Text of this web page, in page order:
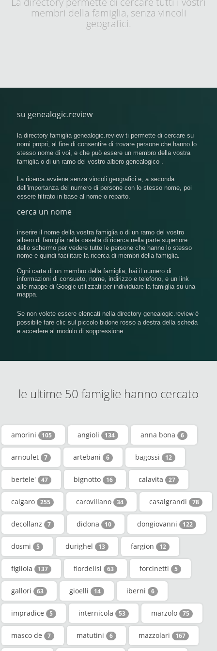
membri della famiglia, senza vincoli
geografici.
su genealogic.review
la directory famiglia genealogic.review ti permette di cercare su
nomi propri, al fine di consentire di trovare persone che hanno lo
stesso nome di voi, e che può essere un membro della vostra
famiglia o di un ramo del vostro albero genealogico .
La ricerca avviene senza vincoli geografici e, a seconda
dell'importanza del numero di persone con lo stesso nome, poi
essere filtrato in base al nome o reparto.
cerca un nome
inserire il nome della vostra famiglia o di un ramo del vostro
albero di famiglia nella casella di ricerca nella parte superiore
dello schermo per vedere tutte le persone che hanno lo stesso
nome e quindi facilitare la ricerca di membri della famiglia.
Ogni carta di un membro della famiglia, hai il numero di
informazioni di consueto, nome, indirizzo e telefono, e un link
alle mappe di Google utilizzati per individuare la famiglia su una
mappa.
Se non volete essere elencati nella directory genealogic.review è
possibile fare clic sul piccolo bidone rosso a destra della scheda
e accedere al modulo di soppressione.
le ultime 50 famiglie hanno cercato
amorini 105 angioli 134 anna bona 6
arnoulet 7 artebani 6 bagossi 12
bertele' 47 bignotto 16 calavita 27
calgaro 255 carovillano 34 casalgrandi 78
decollanz 7 didona 10 dongiovanni 122
dosmi 5 durighel 13 fargion 12
figliola 137 fiordelisi 63 forcinetti 5
gallori 63 gioelli 14 iberni 6
impradice 5 internicola 53 marzolo 75
masco de 7 matutini 6 mazzolari 167